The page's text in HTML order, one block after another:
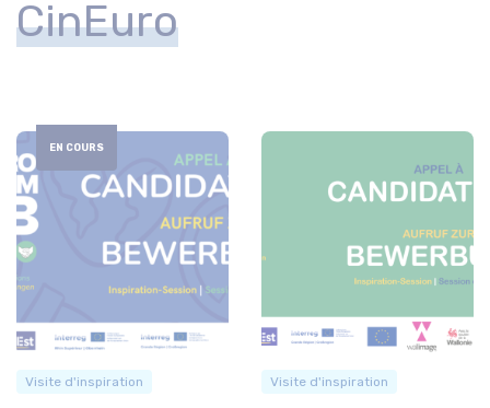
CinEuro
EN COURS
Visite d'inspiration Visite d'inspiration